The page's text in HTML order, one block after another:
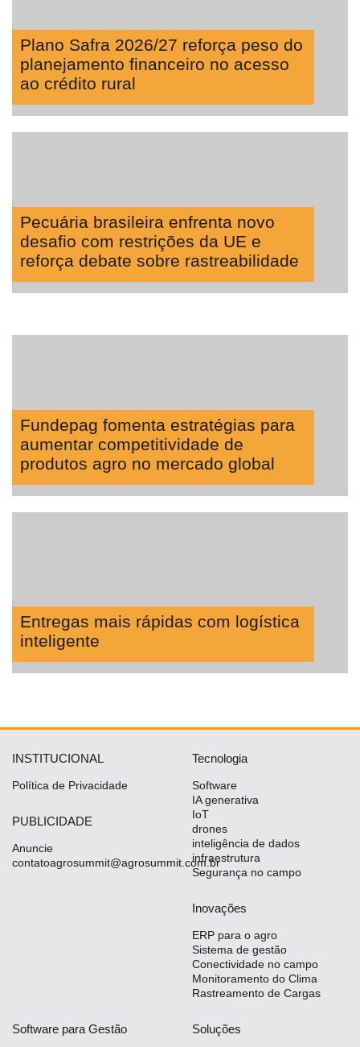
Plano Safra 2026/27 reforça peso do
planejamento financeiro no acesso
ao crédito rural
Pecuária brasileira enfrenta novo
desafio com restrições da UE e
reforça debate sobre rastreabilidade
Fundepag fomenta estratégias para
aumentar competitividade de
produtos agro no mercado global
Entregas mais rápidas com logística
inteligente
INSTITUCIONAL
Política de Privacidade
PUBLICIDADE
Anuncie
contatoagrosummit@agrosummit.com.br
Tecnologia
Software
IA generativa
IoT
drones
inteligência de dados
infraestrutura
Segurança no campo
Inovações
ERP para o agro
Sistema de gestão
Conectividade no campo
Monitoramento do Clima
Rastreamento de Cargas
Software para Gestão Soluções